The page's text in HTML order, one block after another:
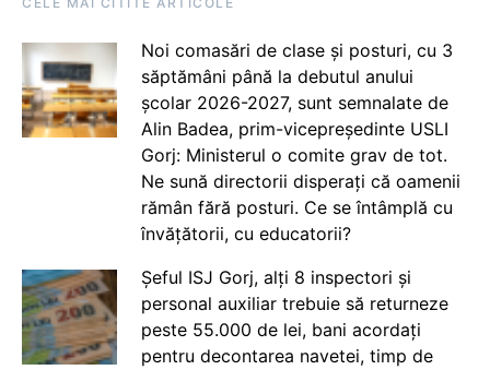
Noi comasări de clase și posturi, cu 3
săptămâni până la debutul anului
școlar 2026-2027, sunt semnalate de
Alin Badea, prim-vicepreședinte USLI
Gorj: Ministerul o comite grav de tot.
Ne sună directorii disperați că oamenii
rămân fără posturi. Ce se întâmplă cu
învățătorii, cu educatorii?
Șeful ISJ Gorj, alți 8 inspectori și
personal auxiliar trebuie să returneze
peste 55.000 de lei, bani acordați
pentru decontarea navetei, timp de